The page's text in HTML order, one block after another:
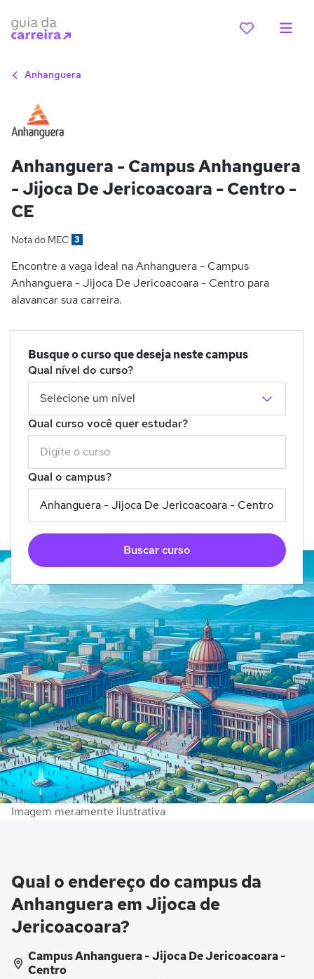
Anhanguera
Anhanguera - Campus Anhanguera
- Jijoca De Jericoacoara - Centro -
CE
Nota do MEC 3
Encontre a vaga ideal na Anhanguera - Campus
Anhanguera - Jijoca De Jericoacoara - Centro para
alavancar sua carreira.
Busque o curso que deseja neste campus
Qual nível do curso?
Qual curso você quer estudar?
Qual o campus?
Buscar curso
Imagem meramente ilustrativa
Qual o endereço do campus da
Anhanguera em Jijoca de
Jericoacoara?
Campus Anhanguera - Jijoca De Jericoacoara -
Centro